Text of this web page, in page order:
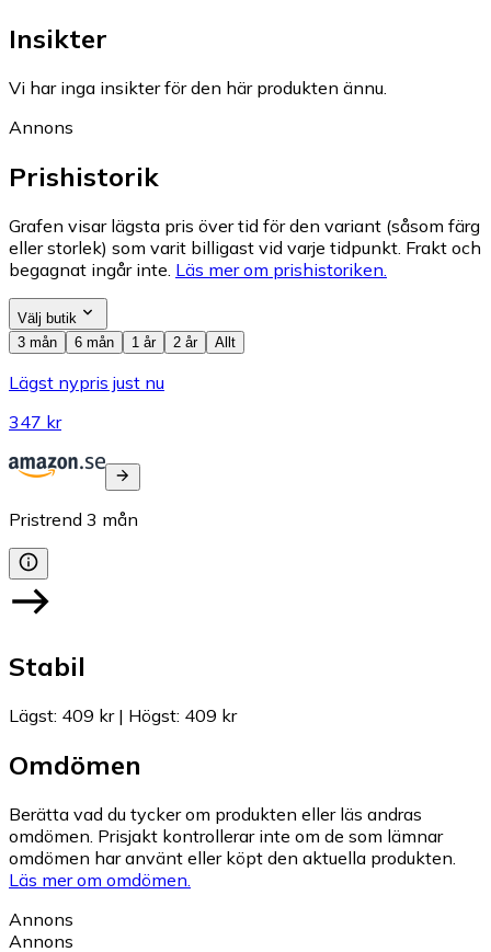
Insikter
Vi har inga insikter för den här produkten ännu.
Annons
Prishistorik
Grafen visar lägsta pris över tid för den variant (såsom färg
eller storlek) som varit billigast vid varje tidpunkt. Frakt och
begagnat ingår inte. Läs mer om prishistoriken.
Välj butik
3 mån
6 mån 1 år 2 år Allt
Lägst nypris just nu
347 kr
Pristrend 3 mån
Stabil
Lägst: 409 kr| Högst: 409 kr
Omdömen
Berätta vad du tycker om produkten eller läs andras
omdömen. Prisjakt kontrollerar inte om de som lämnar
omdömen har använt eller köpt den aktuella produkten.
Läs mer om omdömen.
Annons
Annons